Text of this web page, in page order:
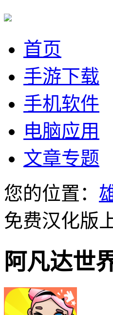
首页
手游下载
手机软件
电脑应用
文章专题
您的位置：
免费汉化版
阿凡达世